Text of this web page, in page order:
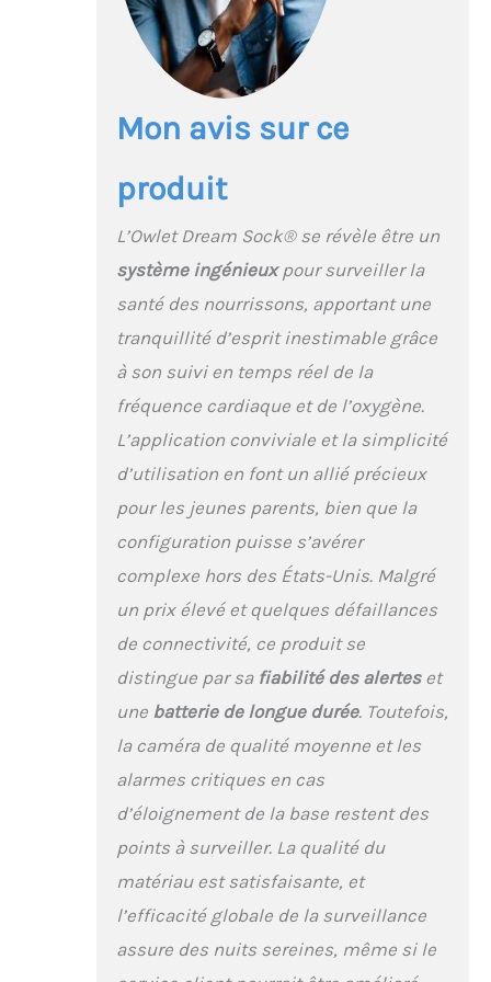
apportant sérénité et
meilleur sommeil. Il est
destiné aux
nourrissons en bonne
18 mois (2,5 à 13,6 kg) et
Comment savoir si mon
Recevez des alertes en
temps réel sur la base
et sur votre téléphone si
les données de votre
bébé sortent des plages
ainsi réagir rapidement
et en toute confiance,
qu’une attention est
nécessaire. Améliore-t-il
? 94 % des parents
Owlet déclarent mieux
serez alerté
immédiatement si votre
bébé a besoin de vous
permet un sommeil
plus profond et plus
serein. La technologie
de sommeil prédictif
aide également à
instaurer des routines
pour toute la famille.
Puis-je suivre les
tendances de sommeil
de mon bébé ? Oui.
Grâce à la technologie
Mon avis sur ce
produit
L’Owlet Dream Sock® se révèle être un
système ingénieuxpour surveiller la
santé des nourrissons, apportant une
tranquillité d’esprit inestimable grâce
à son suivi en temps réel de la
fréquence cardiaque et de l’oxygène.
L’application conviviale et la simplicité
d’utilisation en font un allié précieux
pour les jeunes parents, bien que la
configuration puisse s’avérer
complexe hors des États-Unis. Malgré
un prix élevé et quelques défaillances
de connectivité, ce produit se
distingue par sa fiabilité des alerteset
une batterie de longue durée. Toutefois,
la caméra de qualité moyenne et les
alarmes critiques en cas
d’éloignement de la base restent des
points à surveiller. La qualité du
matériau est satisfaisante, et
l’efficacité globale de la surveillance
assure des nuits sereines, même si le